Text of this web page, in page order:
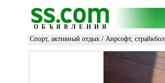
ОБЪЯВЛЕНИЯ
Спорт, активный отдых / Аирсофт, страйкбол